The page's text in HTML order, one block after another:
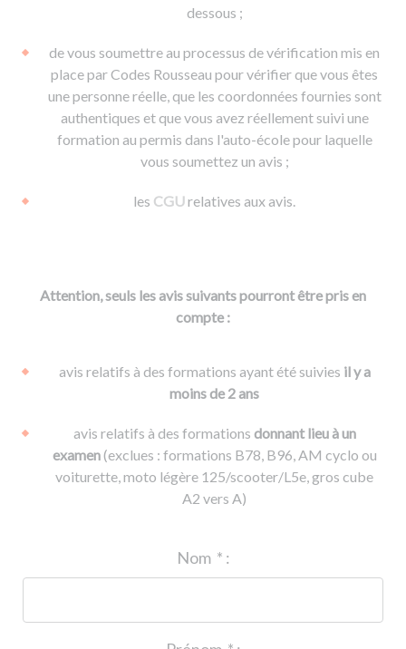
dessous ;
de vous soumettre au processus de vérification mis en
place par Codes Rousseau pour vérifier que vous êtes
une personne réelle, que les coordonnées fournies sont
authentiques et que vous avez réellement suivi une
formation au permis dans l'auto-école pour laquelle
vous soumettez un avis ;
les CGUrelatives aux avis.
Attention, seuls les avis suivants pourront être pris en
compte :
avis relatifs à des formations ayant été suivies il y a
moins de 2 ans
avis relatifs à des formations donnant lieu à un
examen(exclues : formations B78, B96, AM cyclo ou
voiturette, moto légère 125/scooter/L5e, gros cube
A2 vers A)
* :